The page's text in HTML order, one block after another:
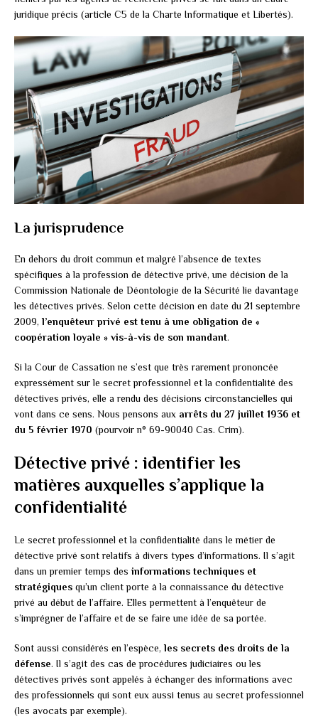
juridique précis (article C5 de la Charte Informatique et Libertés).
La jurisprudence
En dehors du droit commun et malgré l’absence de textes
spécifiques à la profession de détective privé, une décision de la
Commission Nationale de Déontologie de la Sécurité lie davantage
les détectives privés. Selon cette décision en date du 21 septembre
2009, l’enquêteur privé est tenu à une obligation de «
coopération loyale » vis-à-vis de son mandant.
Si la Cour de Cassation ne s’est que très rarement prononcée
expressément sur le secret professionnel et la confidentialité des
détectives privés, elle a rendu des décisions circonstancielles qui
vont dans ce sens. Nous pensons aux arrêts du 27 juillet 1936 et
du 5 février 1970 (pourvoir n° 69-90040 Cas. Crim).
Détective privé : identifier les
matières auxquelles s’applique la
confidentialité
Le secret professionnel et la confidentialité dans le métier de
détective privé sont relatifs à divers types d’informations. Il s’agit
dans un premier temps des informations techniques et
stratégiques qu’un client porte à la connaissance du détective
privé au début de l’affaire. Elles permettent à l’enquêteur de
s’imprégner de l’affaire et de se faire une idée de sa portée.
Sont aussi considérés en l’espèce, les secrets des droits de la
défense. Il s’agit des cas de procédures judiciaires ou les
détectives privés sont appelés à échanger des informations avec
des professionnels qui sont eux aussi tenus au secret professionnel
(les avocats par exemple).